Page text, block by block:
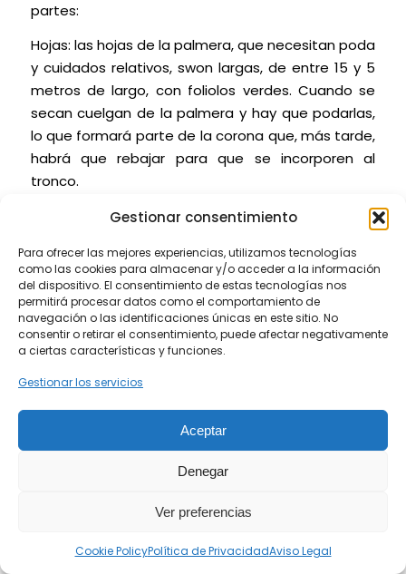
Gestionar consentimiento
Para ofrecer las mejores experiencias, utilizamos tecnologías
como las cookies para almacenar y/o acceder a la información
del dispositivo. El consentimiento de estas tecnologías nos
permitirá procesar datos como el comportamiento de
navegación o las identificaciones únicas en este sitio. No
consentir o retirar el consentimiento, puede afectar negativamente
a ciertas características y funciones.
Gestionar los servicios
Aceptar
Denegar
Ver preferencias
Cookie PolicyPolítica de PrivacidadAviso Legal
partes:
Hojas: las hojas de la palmera, que necesitan poda
y cuidados relativos, swon largas, de entre 15 y 5
metros de largo, con foliolos verdes. Cuando se
secan cuelgan de la palmera y hay que podarlas,
lo que formará parte de la corona que, más tarde,
habrá que rebajar para que se incorporen al
tronco.
Corona: Como hemos dicho, se forma con las
primero dentro de vainas hasta que se derraman
hacia abajo. La corona, rebajada y bien podada,
da pie al crecimiento del tronco.
Tronco: también conocido como estípite, es
robusto y recto, bien cuidado, y puede llegar a
alcanzar entre 25 y 30 metros de altura en
condiciones óptimas.
Raíces: las raíces de las palmeras no suelen
profundizar más allá de los 60 centímetros, no son
finalidad también el anclar al ejemplar al suelo
de su finalidad nutricional, claro). También suelen